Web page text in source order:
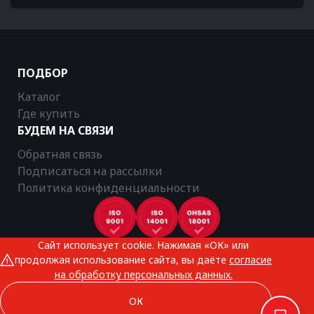
ПОДБОР
Каталог
Где купить
БУДЕМ НА СВЯЗИ
Обратная связь
Подписаться на рассылки
Политика конфиденциальности
CTR © 2025
Все права защищены
Сайт использует cookie. Нажимая «ОК» или
продолжая использование сайта, вы даёте согласие
на обработку персональных данных.
ОК